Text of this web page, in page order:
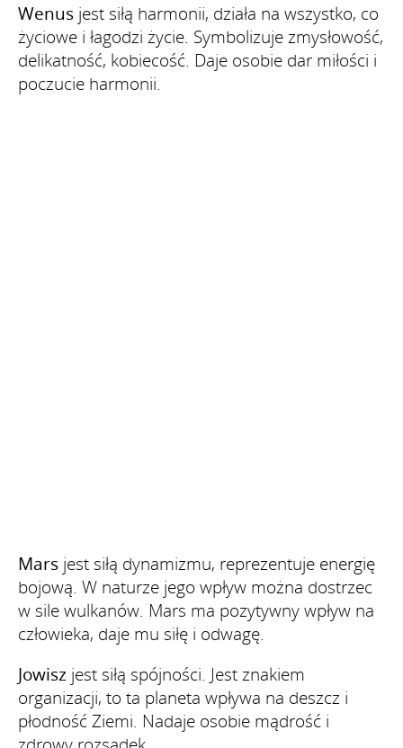
Wenus jest siłą harmonii, działa na wszystko, co
życiowe i łagodzi życie. Symbolizuje zmysłowość,
delikatność, kobiecość. Daje osobie dar miłości i
poczucie harmonii.
Mars jest siłą dynamizmu, reprezentuje energię
bojową. W naturze jego wpływ można dostrzec
w sile wulkanów. Mars ma pozytywny wpływ na
człowieka, daje mu siłę i odwagę.
Jowisz jest siłą spójności. Jest znakiem
organizacji, to ta planeta wpływa na deszcz i
płodność Ziemi. Nadaje osobie mądrość i